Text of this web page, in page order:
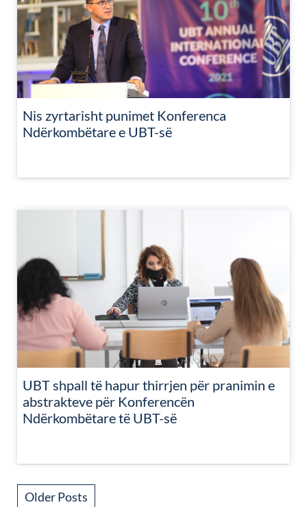
Nis zyrtarisht punimet Konferenca
Ndërkombëtare e UBT-së
UBT shpall të hapur thirrjen për pranimin e
abstrakteve për Konferencën
Ndërkombëtare të UBT-së
Older Posts